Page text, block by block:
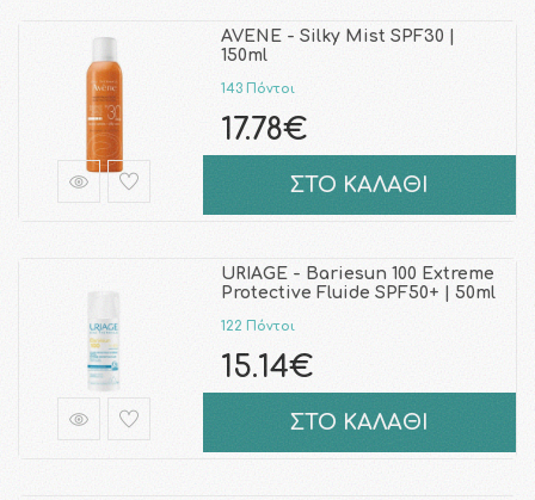
AVENE - Silky Mist SPF30 |
150ml
143 Πόντοι
17.78€
ΣΤΟ ΚΑΛΑΘΙ
URIAGE - Bariesun 100 Extreme
Protective Fluide SPF50+ | 50ml
122 Πόντοι
15.14€
ΣΤΟ ΚΑΛΑΘΙ